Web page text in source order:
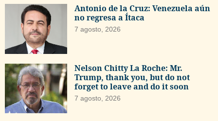
Antonio de la Cruz: Venezuela aún
no regresa a Ítaca
7 agosto, 2026
Nelson Chitty La Roche: Mr.
Trump, thank you, but do not
forget to leave and do it soon
7 agosto, 2026